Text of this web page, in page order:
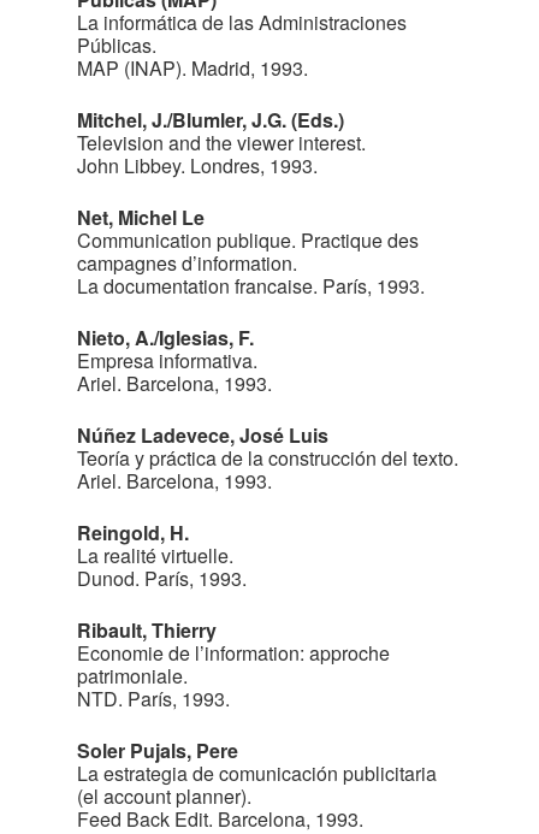
La informática de las Administraciones
Públicas.
MAP (INAP). Madrid, 1993.
Mitchel, J./Blumler, J.G. (Eds.)
Television and the viewer interest.
John Libbey. Londres, 1993.
Net, Michel Le
Communication publique. Practique des
campagnes d’information.
La documentation francaise. París, 1993.
Nieto, A./Iglesias, F.
Empresa informativa.
Ariel. Barcelona, 1993.
Núñez Ladevece, José Luis
Teoría y práctica de la construcción del texto.
Ariel. Barcelona, 1993.
Reingold, H.
La realité virtuelle.
Dunod. París, 1993.
Ribault, Thierry
Economie de l’information: approche
patrimoniale.
NTD. París, 1993.
Soler Pujals, Pere
La estrategia de comunicación publicitaria
(el account planner).
Feed Back Edit. Barcelona, 1993.